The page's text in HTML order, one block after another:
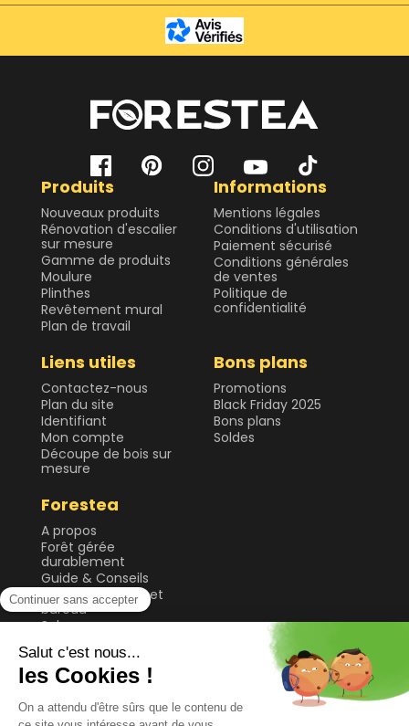
Produits
Nouveaux produits
Rénovation d'escalier
sur mesure
Gamme de produits
Moulure
Plinthes
Revêtement mural
Plan de travail
Informations
Mentions légales
Conditions d'utilisation
Paiement sécurisé
Conditions générales
de ventes
Politique de
confidentialité
Liens utiles
Contactez-nous
Plan du site
Identifiant
Mon compte
Découpe de bois sur
mesure
Bons plans
Promotions
Black Friday 2025
Bons plans
Soldes
Forestea
A propos
Forêt gérée
durablement
Guide & Conseils
Plateau de table et
bureau
Sol
Tablette et étagère
Tasseau, planche et
lame